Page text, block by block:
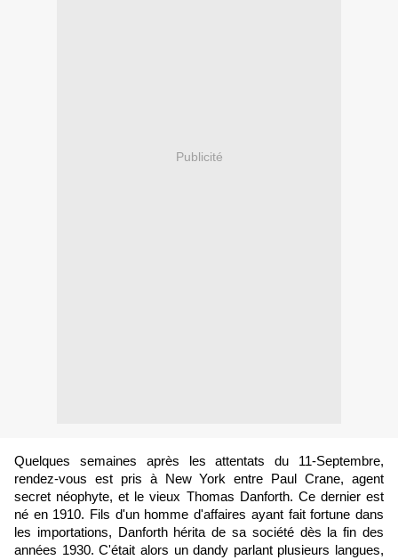
Publicité
Quelques semaines après les attentats du 11-Septembre,
rendez-vous est pris à New York entre Paul Crane, agent
secret néophyte, et le vieux Thomas Danforth. Ce dernier est
né en 1910. Fils d'un homme d'affaires ayant fait fortune dans
les importations, Danforth hérita de sa société dès la fin des
années 1930. C'était alors un dandy parlant plusieurs langues,